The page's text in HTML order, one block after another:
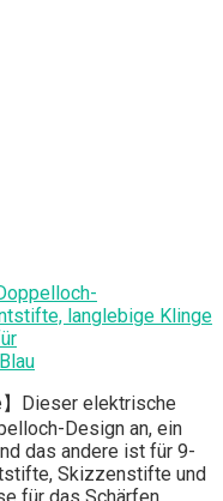
langlebige Klinge
Dieser elektrische
Design an, ein
das andere ist für 9-
Skizzenstifte und